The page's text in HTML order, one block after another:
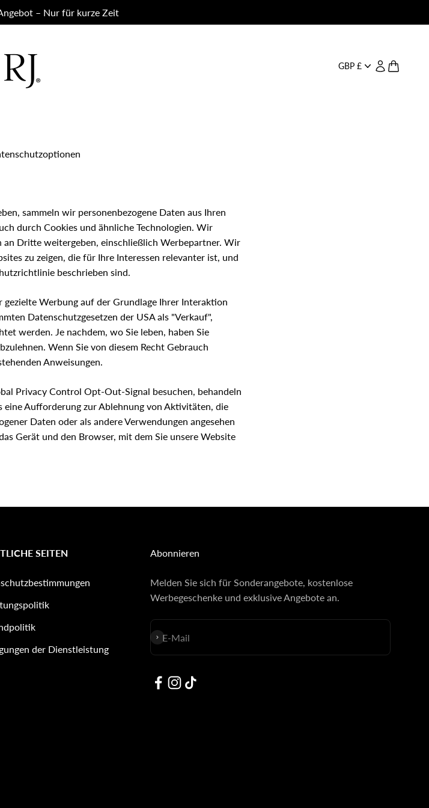
– Nur für kurze Zeit
GBP £ Seite Konto
sammeln wir personenbezogene Daten aus Ihren
durch Cookies und ähnliche Technologien. Wir
an Dritte weitergeben, einschließlich Werbepartner. Wir
zu zeigen, die für Ihre Interessen relevanter ist, und
beschrieben sind.
Werbung auf der Grundlage Ihrer Interaktion
Datenschutzgesetzen der USA als "Verkauf",
werden. Je nachdem, wo Sie leben, haben Sie
Wenn Sie von diesem Recht Gebrauch
Anweisungen.
Privacy Control Opt-Out-Signal besuchen, behandeln
eine Aufforderung zur Ablehnung von Aktivitäten, die
Daten oder als andere Verwendungen angesehen
Gerät und den Browser, mit dem Sie unsere Website
SEITEN
der Dienstleistung
Abonnieren
Melden Sie sich für Sonderangebote, kostenlose
Werbegeschenke und exklusive Angebote an.
E-Mail